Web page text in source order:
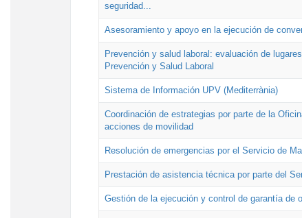
seguridad...
Asesoramiento y apoyo en la ejecución de
Prevención y salud laboral: evaluación de
Prevención y Salud Laboral
Sistema de Información UPV (Mediterrània)
Coordinación de estrategias por parte de la
acciones de movilidad
Resolución de emergencias por el Servicio de
Prestación de asistencia técnica por parte del
Gestión de la ejecución y control de garantía de